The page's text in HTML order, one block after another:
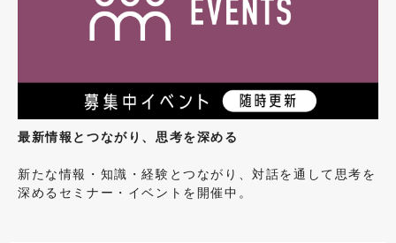
最新情報とつながり、思考を深める
新たな情報・知識・経験とつながり、対話を通して思考を
深めるセミナー・イベントを開催中。